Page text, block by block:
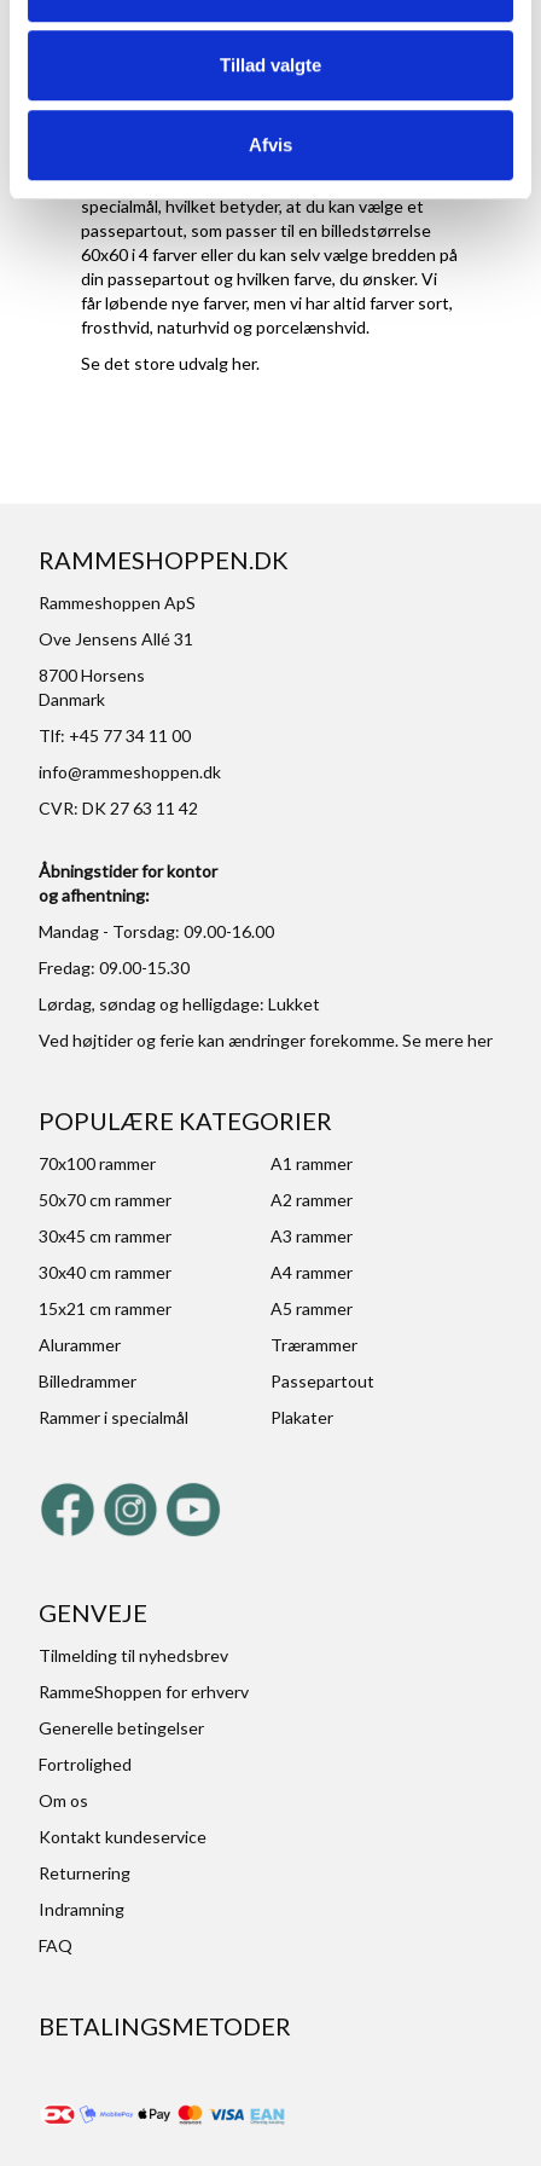
Tillad valgte
Afvis
Du kan lave en yderst flot visuelt udtryk med dine
også med til at beskytte dit motiv/billede/plakat
m.m., da det syrefri karton, som anvendes,
Vi har både passepartout i standardmål og
specialmål, hvilket betyder, at du kan vælge et
passepartout, som passer til en billedstørrelse
60x60 i 4 farver eller du kan selv vælge bredden på
din passepartout og hvilken farve, du ønsker. Vi
får løbende nye farver, men vi har altid farver sort,
frosthvid, naturhvid og porcelænshvid.
Se det store udvalgher.
RAMMESHOPPEN.DK
Rammeshoppen ApS
Ove Jensens Allé 31
8700 Horsens
Danmark
Tlf: +45 77 34 11 00
info@rammeshoppen.dk
CVR: DK 27 63 11 42
Åbningstider for kontor
og afhentning:
Mandag - Torsdag: 09.00-16.00
Fredag: 09.00-15.30
Lørdag, søndag og helligdage: Lukket
Ved højtider og ferie kan ændringer forekomme. Se mereher
POPULÆRE KATEGORIER
70x100 rammer
A1 rammer
50x70 cm rammer
A2 rammer
30x45 cm rammer
A3 rammer
30x40 cm rammer
A4 rammer
15x21 cm rammer
A5 rammer
Alurammer
Trærammer
Billedrammer
Passepartout
Rammer i specialmål
Plakater
GENVEJE
Tilmelding til nyhedsbrev
RammeShoppen for erhverv
Generelle betingelser
Fortrolighed
Om os
Kontakt kundeservice
Returnering
Indramning
FAQ
BETALINGSMETODER